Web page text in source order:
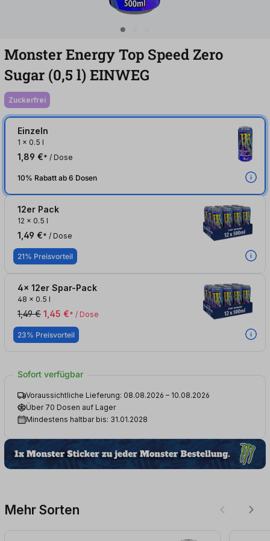
Monster Energy Top Speed Zero
Sugar (0,5 l)EINWEG
zuckerfrei
Einzeln
1 x 0.5 l
1,89 €* / Dose
10% Rabatt ab 6 Dosen
12er Pack
12 x 0.5 l
1,49 €* / Dose
21% Preisvorteil
4x 12er Spar-Pack
48 x 0.5 l
1,49 € 1,45 €* / Dose
23% Preisvorteil
Sofort verfügbar
Voraussichtliche Lieferung: 08.08.2026 – 10.08.2026
Über 70 Dosen auf Lager
Mindestens haltbar bis: 31.01.2028
Mehr Sorten